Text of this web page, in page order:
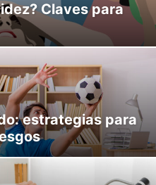
Claves para
estrategias para